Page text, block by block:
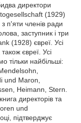
директори
(1929)
п'яти членів ради
заступник і три
(1928) євреї. Усі
євреї. Усі
тільки найбільші:
und Maron,
Heimann, Stern.
директорів та
und
підтверджує